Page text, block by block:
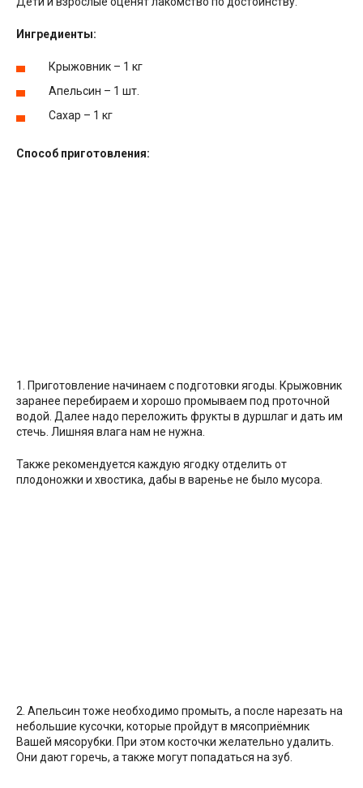
Ингредиенты:
Крыжовник – 1 кг
Апельсин – 1 шт.
Сахар – 1 кг
Способ приготовления:
1. Приготовление начинаем с подготовки ягоды. Крыжовник
заранее перебираем и хорошо промываем под проточной
водой. Далее надо переложить фрукты в дуршлаг и дать им
стечь. Лишняя влага нам не нужна.
Также рекомендуется каждую ягодку отделить от
плодоножки и хвостика, дабы в варенье не было мусора.
2. Апельсин тоже необходимо промыть, а после нарезать на
небольшие кусочки, которые пройдут в мясоприёмник
Вашей мясорубки. При этом косточки желательно удалить.
Они дают горечь, а также могут попадаться на зуб.